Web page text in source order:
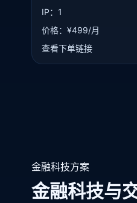
IP：1
价格：¥499/月
查看下单链接
金融科技方案
金融科技与